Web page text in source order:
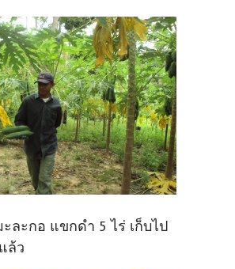
แขกดำ 5 ไร่ เก็บไป
ล้ว